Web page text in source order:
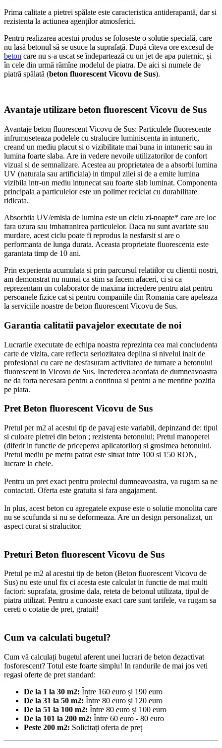
Prima calitate a pietrei spălate este caracteristica antiderapantă, dar si
rezistenta la actiunea agenților atmosferici.
Pentru realizarea acestui produs se foloseste o solutie specială, care
nu lasă betonul să se usuce la suprafață. După cîteva ore excesul de
beton care nu s-a uscat se îndepartează cu un jet de apa puternic, și
în cele din urmă rămîne modelul de piatra. De aici si numele de
piatră spălată (beton fluorescent Vicovu de Sus).
Avantaje utilizare beton fluorescent Vicovu de Sus
Avantaje beton fluorescent Vicovu de Sus: Particulele fluorescente
infrumuseteaza podelele cu stralucire luminiscenta in intuneric,
creand un mediu placut si o vizibilitate mai buna in intuneric sau in
lumina foarte slaba. Are in vedere nevoile utilizatorilor de confort
vizual si de semnalizare. Acestea au proprietatea de a absorbi lumina
UV (naturala sau artificiala) in timpul zilei si de a emite lumina
vizibila intr-un mediu intunecat sau foarte slab luminat. Componenta
principala a particulelor este un polimer reciclat cu durabilitate
ridicata.
Absorbtia UV/emisia de lumina este un ciclu zi-noapte* care are loc
fara uzura sau imbatranirea particulelor. Daca nu sunt avariate sau
murdare, acest ciclu poate fi reprodus la nesfarsit si are o
performanta de lunga durata. Aceasta proprietate fluorescenta este
garantata timp de 10 ani.
Prin experienta acumulata si prin parcursul relatiilor cu clientii nostri,
am demonstrat nu numai ca stim sa facem afaceri, ci si ca
reprezentam un colaborator de maxima incredere pentru atat pentru
persoanele fizice cat si pentru companiile din Romania care apeleaza
la serviciile noastre de beton fluorescent Vicovu de Sus.
Garantia calitatii pavajelor executate de noi
Lucrarile executate de echipa noastra reprezinta cea mai concludenta
carte de vizita, care reflecta seriozitatea deplina si nivelul inalt de
profesional cu care ne desfasuram activitatea de turnare a betonului
fluorescent in Vicovu de Sus. Increderea acordata de dumneavoastra
ne da forta necesara pentru a continua si pentru a ne mentine pozitia
pe piata.
Pret Beton fluorescent Vicovu de Sus
Pretul per m2 al acestui tip de pavaj este variabil, depinzand de: tipul
si culoare pietrei din beton ; rezistenta betonului; Pretul manoperei
(diferit in functie de priceperea aplicatorilor) si grosimea betonului.
Pretul mediu pe metru patrat este situat intre 100 si 150 RON,
lucrare la cheie.
Pentru un pret exact pentru proiectul dumneavoastra, va rugam sa ne
contactati. Oferta este gratuita si fara angajament.
In plus, acest beton cu agregatele expuse este o solutie monolita care
nu se scufunda si nu se deformeaza. Are un design personalizat, un
aspect curat si stralucitor.
Preturi Beton fluorescent Vicovu de Sus
Pretul pe m2 al acestui tip de beton (Beton fluorescent Vicovu de
Sus) nu este unul fix ci acesta este calculat in functie de mai multi
factori: suprafata, grosime dala, reteta de betonul utilizata, tipul de
piatra utilizat. Pentru a cunoaste exact care sunt tarifele, va rugam sa
cereti o cotatie de pret, gratuit!
Cum va calculati bugetul?
Cum vă calculați bugetul aferent unei lucrari de beton dezactivat
fosforescent? Totul este foarte simplu! In randurile de mai jos veti
regasi oferte de pret standard:
De la 1 la 30 m2: Între 160 euro și 190 euro
De la 31 la 50 m2: Între 80 euro și 120 euro
De la 51 la 100 m2: Între 80 euro și 100 euro
De la 101 la 200 m2: Între 60 euro - 80 euro
Peste 200 m2: Solicitați oferta de preț